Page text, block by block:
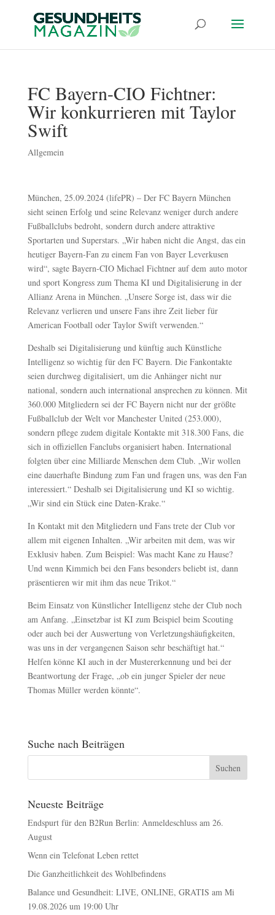
FC Bayern-CIO Fichtner:
Wir konkurrieren mit Taylor
Swift
Allgemein
München, 25.09.2024 (lifePR) – Der FC Bayern München
sieht seinen Erfolg und seine Relevanz weniger durch andere
Fußballclubs bedroht, sondern durch andere attraktive
Sportarten und Superstars. „Wir haben nicht die Angst, das ein
heutiger Bayern-Fan zu einem Fan von Bayer Leverkusen
wird“, sagte Bayern-CIO Michael Fichtner auf dem auto motor
und sport Kongress zum Thema KI und Digitalisierung in der
Allianz Arena in München. „Unsere Sorge ist, dass wir die
Relevanz verlieren und unsere Fans ihre Zeit lieber für
American Football oder Taylor Swift verwenden.“
Deshalb sei Digitalisierung und künftig auch Künstliche
Intelligenz so wichtig für den FC Bayern. Die Fankontakte
seien durchweg digitalisiert, um die Anhänger nicht nur
national, sondern auch international ansprechen zu können. Mit
360.000 Mitgliedern sei der FC Bayern nicht nur der größte
Fußballclub der Welt vor Manchester United (253.000),
sondern pflege zudem digitale Kontakte mit 318.300 Fans, die
sich in offiziellen Fanclubs organisiert haben. International
folgten über eine Milliarde Menschen dem Club. „Wir wollen
eine dauerhafte Bindung zum Fan und fragen uns, was den Fan
interessiert.“ Deshalb sei Digitalisierung und KI so wichtig.
„Wir sind ein Stück eine Daten-Krake.“
In Kontakt mit den Mitgliedern und Fans trete der Club vor
allem mit eigenen Inhalten. „Wir arbeiten mit dem, was wir
Exklusiv haben. Zum Beispiel: Was macht Kane zu Hause?
Und wenn Kimmich bei den Fans besonders beliebt ist, dann
präsentieren wir mit ihm das neue Trikot.“
Beim Einsatz von Künstlicher Intelligenz stehe der Club noch
am Anfang. „Einsetzbar ist KI zum Beispiel beim Scouting
oder auch bei der Auswertung von Verletzungshäufigkeiten,
was uns in der vergangenen Saison sehr beschäftigt hat.“
Helfen könne KI auch in der Mustererkennung und bei der
Beantwortung der Frage, „ob ein junger Spieler der neue
Thomas Müller werden könnte“.
Suche nach Beiträgen
Neueste Beiträge
Endspurt für den B2Run Berlin: Anmeldeschluss am 26.
August
Wenn ein Telefonat Leben rettet
Die Ganzheitlichkeit des Wohlbefindens
Balance und Gesundheit: LIVE, ONLINE, GRATIS am Mi
19.08.2026 um 19:00 Uhr